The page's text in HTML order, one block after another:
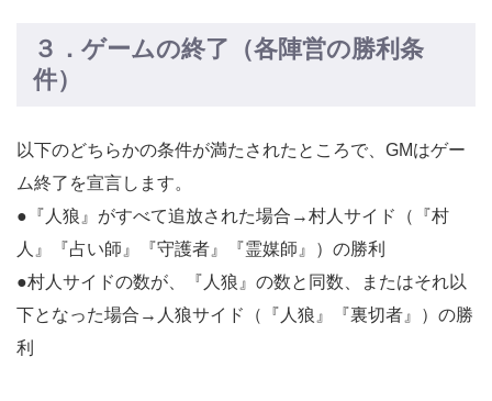
３．ゲームの終了（各陣営の勝利条
件）
以下のどちらかの条件が満たされたところで、GMはゲー
ム終了を宣言します。
●『人狼』がすべて追放された場合→村人サイド（『村
人』『占い師』『守護者』『霊媒師』）の勝利
●村人サイドの数が、『人狼』の数と同数、またはそれ以
下となった場合→人狼サイド（『人狼』『裏切者』）の勝
利